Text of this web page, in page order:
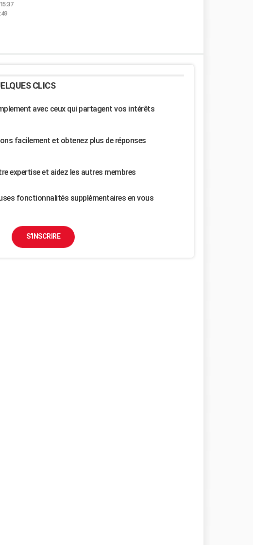
CLICS
avec ceux qui partagent vos intérêts
facilement et obtenez plus de réponses
expertise et aidez les autres membres
fonctionnalités supplémentaires en vous
S'INSCRIRE